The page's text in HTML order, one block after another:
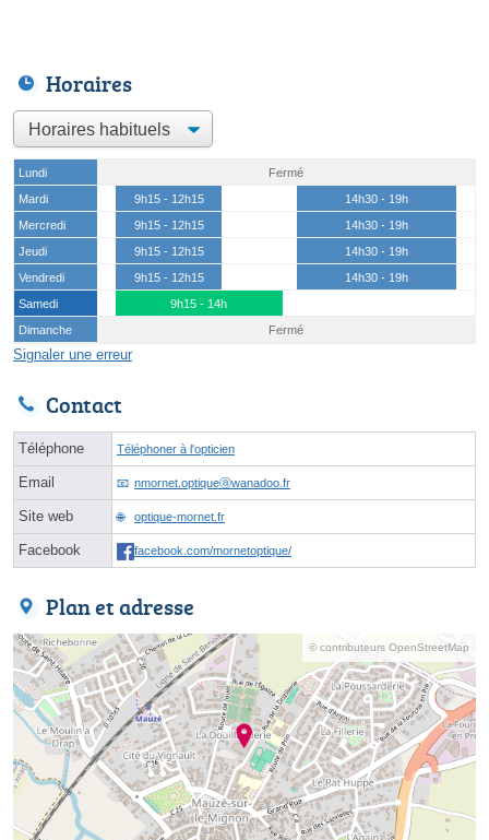
Horaires
Lundi
Fermé
Mardi
9h15 - 12h15
14h30 - 19h
Mercredi
9h15 - 12h15
14h30 - 19h
Jeudi
9h15 - 12h15
14h30 - 19h
Vendredi
9h15 - 12h15
14h30 - 19h
Samedi
9h15 - 14h
Dimanche
Fermé
Signaler une erreur
Contact
Téléphone Téléphoner à l'opticien
Email nmornet.optiqueⓐwanadoo.fr
Site web optique-mornet.fr
Facebook facebook.com/mornetoptique/
Plan et adresse
© contributeurs OpenStreetMap